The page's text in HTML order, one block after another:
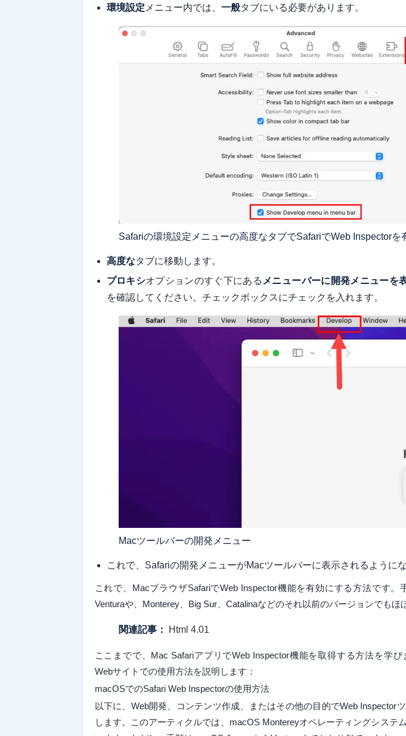
環境設定メニュー内では、 一般タブにいる必要があります。
Safariの環境設定メニューの高度なタブでSafariでWeb Inspectorを
高度なタブに移動します。
プロキシオプションのすぐ下にある メニューバーに開発メニューを
を確認してください。チェックボックスにチェックを入れます。
Macツールバーの開発メニュー
これで、Safariの開発メニューがMacツールバーに表示されるようにな
これで、MacブラウザSafariでWeb Inspector機能を有効にする方法です。
Venturaや、Monterey、Big Sur、Catalinaなどのそれ以前のバージョンでもほ
関連記事： Html 4.01
ここまでで、Mac SafariアプリでWeb Inspector機能を取得する方法を学
Webサイトでの使用方法を説明します：
macOSでのSafari Web Inspectorの使用方法
以下に、Web開発、コンテンツ作成、またはその他の目的でWeb Inspector
します。このアーティクルでは、macOS Montereyオペレーティングシステ